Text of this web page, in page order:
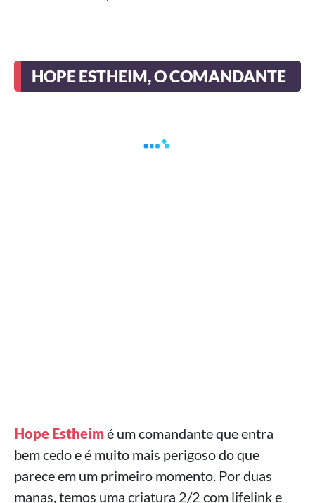
HOPE ESTHEIM, O COMANDANTE
Hope Estheimé um comandante que entra
bem cedo e é muito mais perigoso do que
parece em um primeiro momento. Por duas
manas, temos uma criatura 2/2 com lifelink e